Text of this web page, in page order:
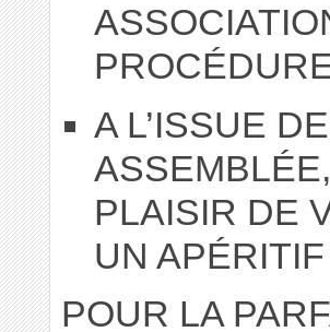
A L’ISSUE
PLAISIR DE
UN
POUR LA